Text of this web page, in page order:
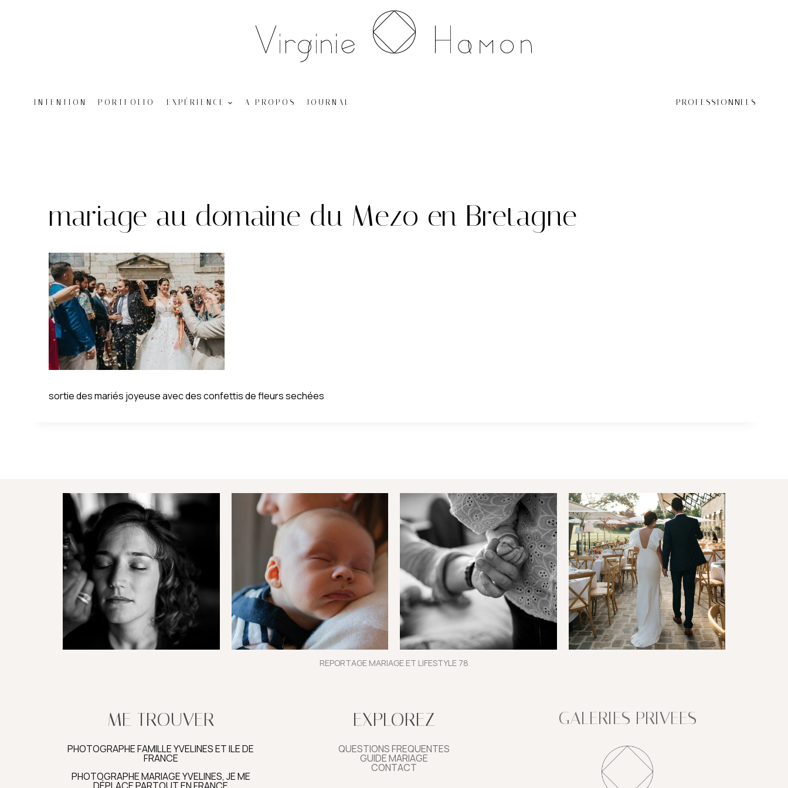
INTENTION PORTFOLIO EXPÉRIENCE A PROPOS JOURNAL PROFESSIONNELS
mariage au domaine du Mezo en Bretagne
sortie des mariés joyeuse avec des confettis de fleurs sechées
REPORTAGE MARIAGE ET LIFESTYLE 78
ME TROUVER
PHOTOGRAPHE FAMILLE YVELINES ET ILE DE
FRANCE
PHOTOGRAPHE MARIAGE YVELINES, JE ME
EXPLOREZ
QUESTIONS FREQUENTES
GUIDE MARIAGE
CONTACT
GALERIES PRIVEES